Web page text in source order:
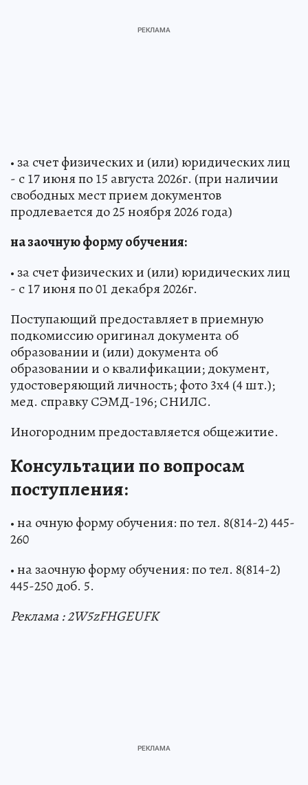
• за счет физических и (или) юридических лиц
- с 17 июня по 15 августа 2026г. (при наличии
свободных мест прием документов
продлевается до 25 ноября 2026 года)
на заочную форму обучения:
• за счет физических и (или) юридических лиц
- с 17 июня по 01 декабря 2026г.
Поступающий предоставляет в приемную
подкомиссию оригинал документа об
образовании и (или) документа об
образовании и о квалификации; документ,
удостоверяющий личность; фото 3х4 (4 шт.);
мед. справку СЭМД-196; СНИЛС.
Иногородним предоставляется общежитие.
Консультации по вопросам
поступления:
• на очную форму обучения: по тел. 8(814-2) 445-
260
• на заочную форму обучения: по тел. 8(814-2)
445-250 доб. 5.
Реклама : 2W5zFHGEUFK